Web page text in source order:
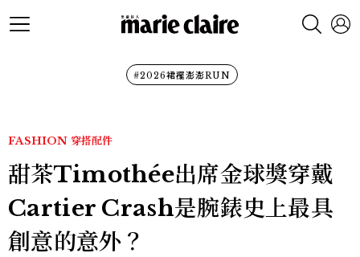
#2026裙襬澎澎RUN
FASHION 穿搭配件
甜茶Timothée出席金球獎穿戴
Cartier Crash是腕錶史上最具
創意的意外？